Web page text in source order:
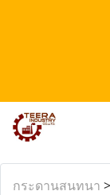
กระดานสนทนา >